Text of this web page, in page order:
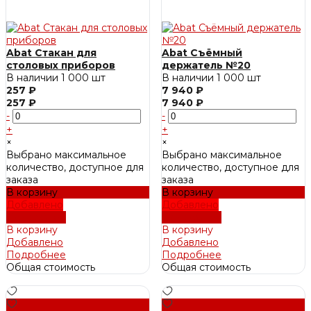
Abat Стакан для
столовых приборов
В наличии 1 000 шт
257 ₽
257 ₽
-
+
×
Выбрано максимальное
количество, доступное для
заказа
В корзину
Добавлено
В корзину
Добавлено
Подробнее
Общая стоимость
Abat Съёмный
держатель №20
В наличии 1 000 шт
7 940 ₽
7 940 ₽
-
+
×
Выбрано максимальное
количество, доступное для
заказа
В корзину
Добавлено
В корзину
Добавлено
Подробнее
Общая стоимость